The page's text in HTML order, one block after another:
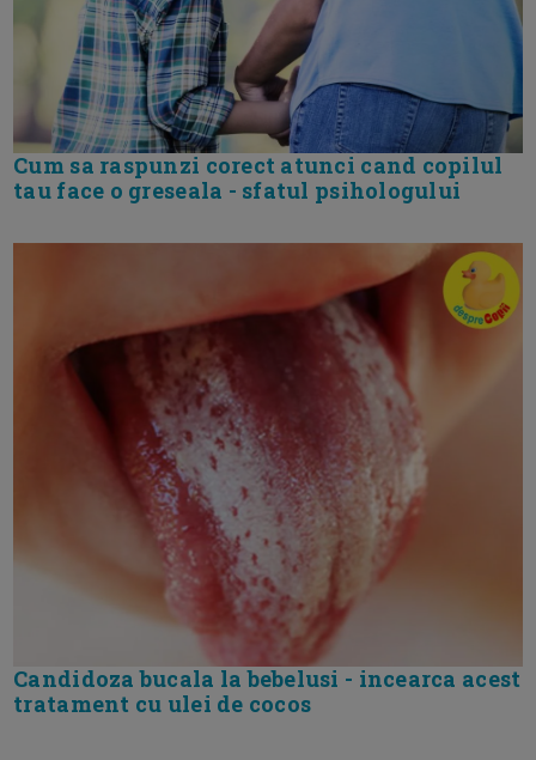
Cum sa raspunzi corect atunci cand copilul
tau face o greseala - sfatul psihologului
Candidoza bucala la bebelusi - incearca acest
tratament cu ulei de cocos